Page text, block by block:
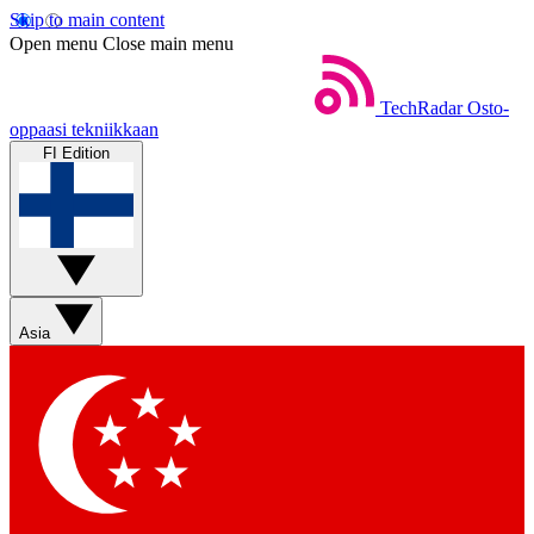
Skip to main content
Open menu Close main menu
TechRadar Osto-
oppaasi tekniikkaan
FI Edition
Asia